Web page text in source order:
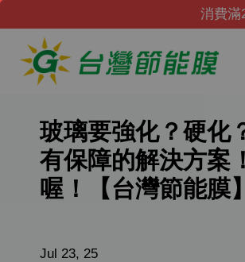
消費滿
玻璃要強化？硬化
有保障的解決方案
喔！【台灣節能膜】
Jul 23, 25